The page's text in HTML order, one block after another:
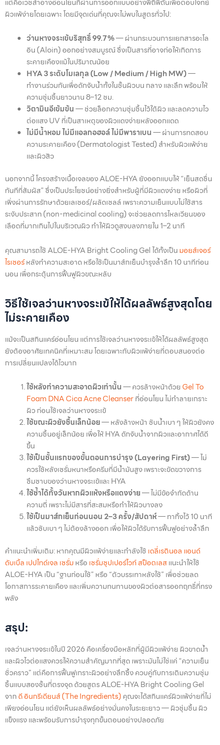
ผิวแพ้ง่ายโดยเฉพาะ โดยมีจุดเด่นที่คุณจะไม่พบในสูตรทั่วไป:
ว่านหางจระเข้บริสุทธิ์ 99.7%— ผ่านกระบวนการแยกสารอะโล
อิน (Aloin) ออกอย่างสมบูรณ์ ซึ่งเป็นสารที่อาจก่อให้เกิดการ
ระคายเคืองแม้ในปริมาณน้อย
HYA 3 ระดับโมเลกุล (Low / Medium / High MW)—
ทำงานร่วมกันเพื่อดักจับน้ำทั้งในชั้นผิวบน กลาง และลึก พร้อมให้
ความชุ่มชื้นยาวนาน 8–12 ชม.
วิตามินอีเข้มข้น— ช่วยล็อกความชุ่มชื้นไว้ใต้ผิว และลดความไว
ต่อแสง UV ที่เป็นสาเหตุของผิวแดงง่ายหลังออกแดด
ไม่มีน้ำหอม ไม่มีแอลกอฮอล์ ไม่มีพาราเบน— ผ่านการทดสอบ
ความระคายเคือง (Dermatologist Tested) สำหรับผิวแพ้ง่าย
และผิวสิว
นอกจากนี้ โครงสร้างเนื้อเจลของ ALOE-HYA ยังออกแบบให้ “เย็นสดชื่น
ทันทีที่สัมผัส” ซึ่งเป็นประโยชน์อย่างยิ่งสำหรับผู้ที่มีผิวแดงง่าย หรือผิวที่
เพิ่งผ่านการรักษาด้วยเลเซอร์/ผลัดเซลล์ เพราะความเย็นแบบไม่ใช้สาร
ระงับประสาท (non-medicinal cooling) จะช่วยลดการไหลเวียนของ
เลือดที่มากเกินไปในบริเวณผิว ทำให้ผิวดูสงบลงภายใน 1–2 นาที
คุณสามารถใช้ ALOE-HYA Bright Cooling Gel ได้ทั้งเป็น มอยส์เจอร์
ไรเซอร์หลังทำความสะอาด หรือใช้เป็นมาส์กเย็นบำรุงล้ำลึก 10 นาทีก่อน
นอน เพื่อกระตุ้นการฟื้นฟูผิวขณะหลับ
วิธีใช้เจลว่านหางจระเข้ให้ได้ผลลัพธ์สูงสุดโดย
ไม่ระคายเคือง
แม้จะเป็นสกินแคร์อ่อนโยน แต่การใช้เจลว่านหางจระเข้ให้ได้ผลลัพธ์สูงสุด
ยังต้องอาศัยเทคนิคที่เหมาะสม โดยเฉพาะกับผิวแพ้ง่ายที่ตอบสนองต่อ
การเปลี่ยนแปลงได้ไวมาก
ใช้หลังทำความสะอาดผิวเท่านั้น— ควรล้างหน้าด้วย Gel To
Foam DNA Cica Acne Cleanserที่อ่อนโยน ไม่ทำลายเกราะ
ผิว ก่อนใช้เจลว่านหางจระเข้
ใช้ขณะผิวยังชื้นเล็กน้อย— หลังล้างหน้า ซับน้ำเบา ๆ ให้ผิวยังคง
ความชื้นอยู่เล็กน้อย เพื่อให้ HYA ดักจับน้ำจากผิวและอากาศได้ดี
ขึ้น
ใช้เป็นชั้นแรกของขั้นตอนการบำรุง (Layering First)— ไม่
ควรใช้หลังเซรั่มหนาหรือครีมที่มีน้ำมันสูง เพราะจะขัดขวางการ
ซึมซาบของว่านหางจระเข้และ HYA
ใช้ซ้ำได้ทั้งวันหากผิวแห้งหรือแดงง่าย— ไม่มีข้อจำกัดด้าน
ความถี่ เพราะไม่มีสารที่สะสมหรือทำให้ผิวบางลง
ใช้เป็นมาส์กเย็นก่อนนอน 2–3 ครั้ง/สัปดาห์— ทาทิ้งไว้ 10 นาที
แล้วซับเบา ๆ ไม่ต้องล้างออก เพื่อให้ผิวได้รับการฟื้นฟูอย่างล้ำลึก
คำแนะนำเพิ่มเติม: หากคุณมีผิวแพ้ง่ายและกำลังใช้ เดลี่เรตินอล แอนด์
ดับเบิ้ล เปปไทด์เจล เซรั่ม หรือ เซรั่มซุปเปอร์ไวท์ สป็อตเลสแนะนำให้ใช้
ALOE-HYA เป็น “ฐานก่อนใช้” หรือ “ตัวบรรเทาหลังใช้” เพื่อช่วยลด
โอกาสการระคายเคือง และเพิ่มความทนทานของผิวต่อสารออกฤทธิ์ที่ทรง
พลัง
สรุป:
เจลว่านหางจระเข้ในปี 2026 คือเครื่องมือหลักที่ผู้มีผิวแพ้ง่าย ผิวขาดน้ำ
และผิวไวต่อแสงควรให้ความสำคัญมากที่สุด เพราะมันไม่ใช่แค่ “ความเย็น
ชั่วคราว” แต่คือการฟื้นฟูเกราะผิวอย่างลึกซึ้ง ควบคู่กับการเติมความชุ่ม
ชื้นแบบสองชั้นที่ตรงจุด ด้วยสูตร ALOE-HYA Bright Cooling Gel
จาก ดี อินกรีเดียนส์ (The Ingredients) คุณจะได้สกินแคร์ผิวแพ้ง่ายที่ไม่
เพียงอ่อนโยน แต่ยังเห็นผลลัพธ์อย่างมั่นคงในระยะยาว — ผิวชุ่มชื้น ผิว
แข็งแรง และพร้อมรับการบำรุงทุกขั้นตอนอย่างปลอดภัย